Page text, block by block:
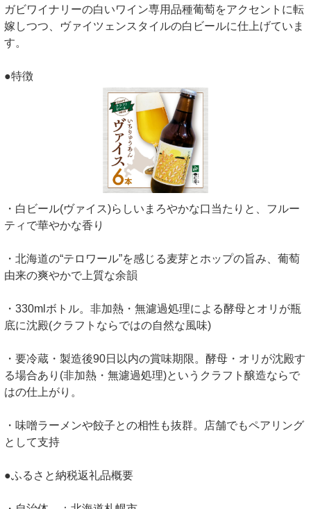
ガビワイナリーの白いワイン専用品種葡萄をアクセントに転
嫁しつつ、ヴァイツェンスタイルの白ビールに仕上げていま
す。
●特徴
・白ビール(ヴァイス)らしいまろやかな口当たりと、フルー
ティで華やかな香り
・北海道の“テロワール”を感じる麦芽とホップの旨み、葡萄
由来の爽やかで上質な余韻
・330mlボトル。非加熱・無濾過処理による酵母とオリが瓶
底に沈殿(クラフトならではの自然な風味)
・要冷蔵・製造後90日以内の賞味期限。酵母・オリが沈殿す
る場合あり(非加熱・無濾過処理)というクラフト醸造ならで
はの仕上がり。
・味噌ラーメンや餃子との相性も抜群。店舗でもペアリング
として支持
●ふるさと納税返礼品概要